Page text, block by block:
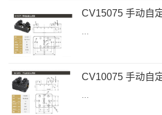
CV15075 手动自
...
CV10075 手动自